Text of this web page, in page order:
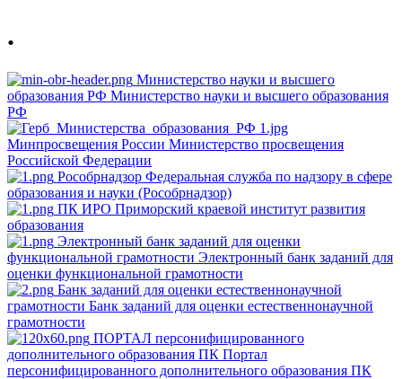
.
Министерство науки и высшего
образования РФ Министерство науки и высшего образования
РФ
Минпросвещения России Министерство просвещения
Российской Федерации
Рособрнадзор Федеральная служба по надзору в сфере
образования и науки (Рособрнадзор)
ПК ИРО Приморский краевой институт развития
образования
Электронный банк заданий для оценки
функциональной грамотности Электронный банк заданий для
оценки функциональной грамотности
Банк заданий для оценки естественнонаучной
грамотности Банк заданий для оценки естественнонаучной
грамотности
ПОРТАЛ персонифицированного
дополнительного образования ПК Портал
персонифицированного дополнительного образования ПК